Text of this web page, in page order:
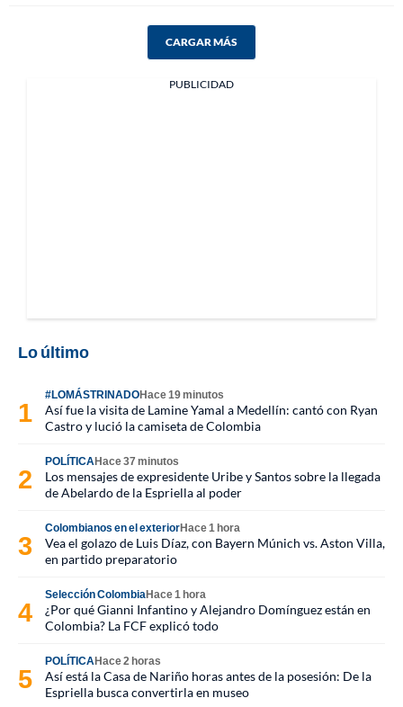
CARGAR MÁS
PUBLICIDAD
Lo último
#LOMÁSTRINADOHace 19 minutos
Así fue la visita de Lamine Yamal a Medellín: cantó con Ryan
Castro y lució la camiseta de Colombia
POLÍTICAHace 37 minutos
Los mensajes de expresidente Uribe y Santos sobre la llegada
de Abelardo de la Espriella al poder
Colombianos en el exteriorHace 1 hora
Vea el golazo de Luis Díaz, con Bayern Múnich vs. Aston Villa,
en partido preparatorio
Selección ColombiaHace 1 hora
¿Por qué Gianni Infantino y Alejandro Domínguez están en
Colombia? La FCF explicó todo
POLÍTICAHace 2 horas
Así está la Casa de Nariño horas antes de la posesión: De la
Espriella busca convertirla en museo